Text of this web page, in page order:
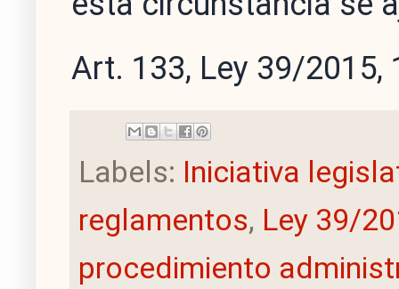
Art. 133, Ley 39/2015,
Labels: Iniciativa
reglamentos, Ley 39/
procedimiento